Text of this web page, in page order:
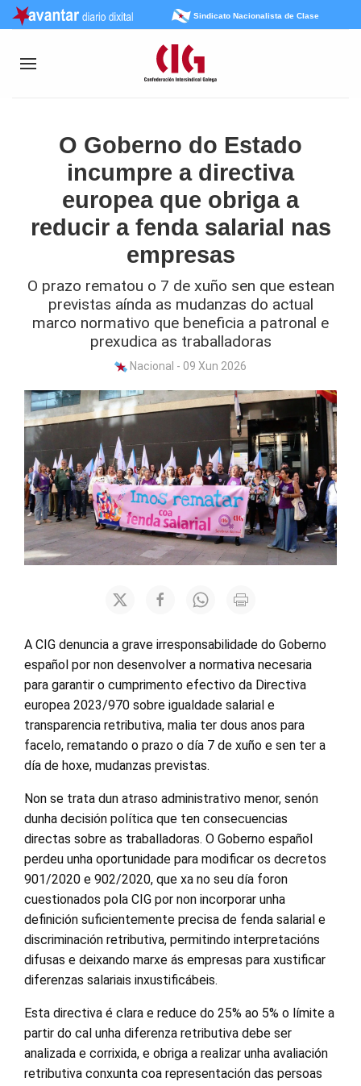
Sindicato Nacionalista de Clase
O Goberno do Estado
incumpre a directiva
europea que obriga a
reducir a fenda salarial nas
empresas
O prazo rematou o 7 de xuño sen que estean
previstas aínda as mudanzas do actual
marco normativo que beneficia a patronal e
prexudica as traballadoras
Nacional - 09 Xun 2026
A CIG denuncia a grave irresponsabilidade do Goberno
español por non desenvolver a normativa necesaria
para garantir o cumprimento efectivo da Directiva
europea 2023/970 sobre igualdade salarial e
transparencia retributiva, malia ter dous anos para
facelo, rematando o prazo o día 7 de xuño e sen ter a
día de hoxe, mudanzas previstas.
Non se trata dun atraso administrativo menor, senón
dunha decisión política que ten consecuencias
directas sobre as traballadoras. O Goberno español
perdeu unha oportunidade para modificar os decretos
901/2020 e 902/2020, que xa no seu día foron
cuestionados pola CIG por non incorporar unha
definición suficientemente precisa de fenda salarial e
discriminación retributiva, permitindo interpretacións
difusas e deixando marxe ás empresas para xustificar
diferenzas salariais inxustificábeis.
Esta directiva é clara e reduce do 25% ao 5% o límite a
partir do cal unha diferenza retributiva debe ser
analizada e corrixida, e obriga a realizar unha avaliación
retributiva conxunta coa representación das persoas